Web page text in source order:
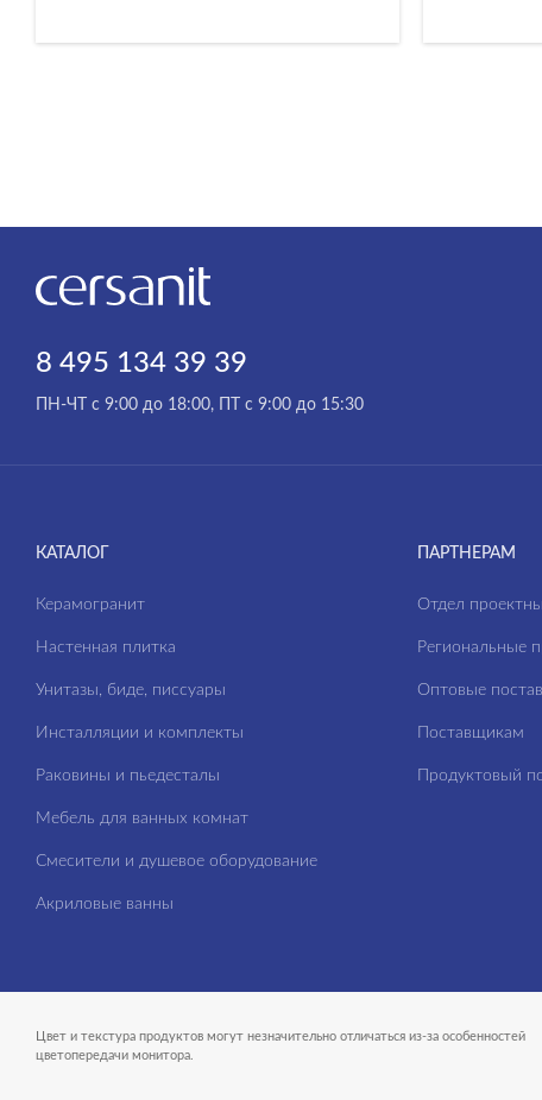
8 495 134 39 39
ПН-ЧТ с 9:00 до 18:00, ПТ с 9:00 до 15:30
КАТАЛОГ
Керамогранит
Настенная плитка
Унитазы, биде, писсуары
Инсталляции и комплекты
Раковины и пьедесталы
Мебель для ванных комнат
Смесители и душевое оборудование
Акриловые ванны
ПАРТНЕРАМ
Отдел
Региональные
Оптовые
Поставщикам
Продуктовый
Цвет и текстура продуктов могут незначительно отличаться из-за особенностей
цветопередачи монитора.